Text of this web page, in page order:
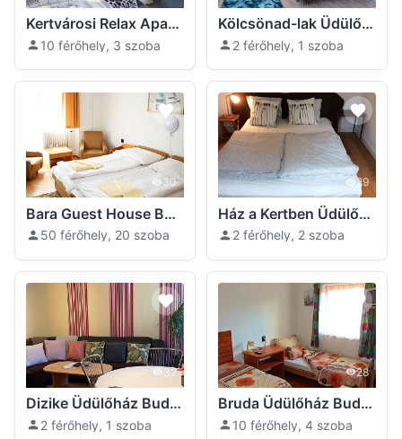
Kertvárosi Relax Apartmanház Budapest
10 férőhely, 3 szoba
Kölcsönad-lak Üdülőház Budapest
2 férőhely, 1 szoba
30
Bara Guest House Budapest
50 férőhely, 20 szoba
29
Ház a Kertben Üdülőház Budapest
2 férőhely, 2 szoba
32
Dizike Üdülőház Budapest
2 férőhely, 1 szoba
28
Bruda Üdülőház Budapest
10 férőhely, 4 szoba